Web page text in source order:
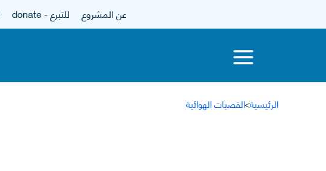
عن المشروع للتبرع - donate
الرئيسية>القصبات الهوائية